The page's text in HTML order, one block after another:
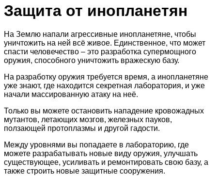
Защита от инопланетян
На Землю напали агрессивные инопланетяне, чтобы
уничтожить на ней всё живое. Единственное, что может
спасти человечество – это разработка супермощного
оружия, способного уничтожить вражескую базу.
На разработку оружия требуется время, а инопланетяне
уже знают, где находится секретная лаборатория, и уже
начали массированную атаку на неё.
Только вы можете остановить нападение кровожадных
мутантов, летающих мозгов, железных пауков,
ползающей протоплазмы и другой гадости.
Между уровнями вы попадаете в лабораторию, где
можете разрабатывать новые виду оружия, улучшать
существующее, усиливать и ремонтировать свою базу, а
также строить новые защитные сооружения.